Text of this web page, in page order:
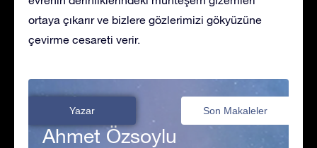
ortaya çıkarır ve bizlere gözlerimizi gökyüzüne
çevirme cesareti verir.
Yazar Son Makaleler
Ahmet Özsoylu